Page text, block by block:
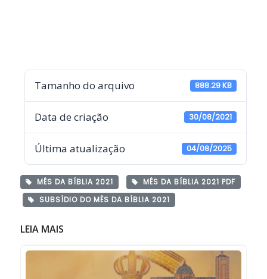
Tamanho do arquivo 888.29 KB
Data de criação 30/08/2021
Última atualização 04/08/2025
MÊS DA BÍBLIA 2021
MÊS DA BÍBLIA 2021 PDF
SUBSÍDIO DO MÊS DA BÍBLIA 2021
LEIA MAIS